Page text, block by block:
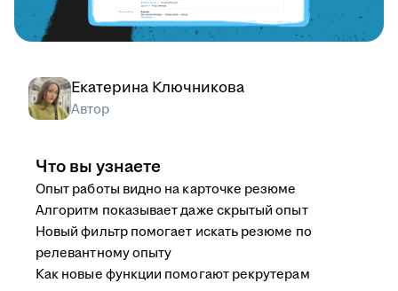
Екатерина Ключникова
Автор
Что вы узнаете
Опыт работы видно на карточке резюме
Алгоритм показывает даже скрытый опыт
Новый фильтр помогает искать резюме по
релевантному опыту
Как новые функции помогают рекрутерам